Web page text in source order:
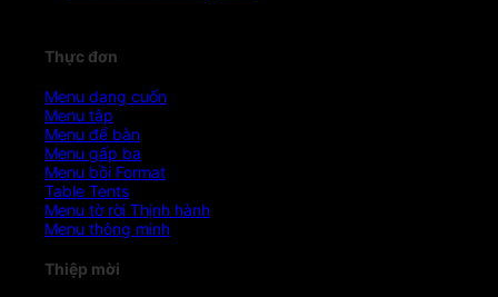
Thực đơn
Menu dạng cuốn
Menu tập
Menu để bàn
Menu gấp ba
Menu bồi Format
Table Tents
Menu tờ rời
Menu thông minh
Thiệp mời